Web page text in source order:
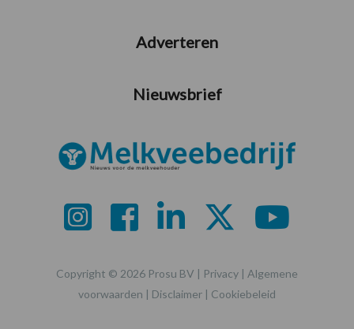
Adverteren
Nieuwsbrief
Copyright © 2026 Prosu BV | Privacy | Algemene
voorwaarden | Disclaimer | Cookiebeleid